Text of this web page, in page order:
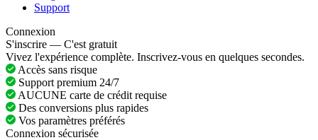
Support
Connexion
S'inscrire — C'est gratuit
Vivez l'expérience complète. Inscrivez-vous en quelques secondes.
Accès sans risque
Support premium 24/7
AUCUNE carte de crédit requise
Des conversions plus rapides
Vos paramètres préférés
Connexion sécurisée